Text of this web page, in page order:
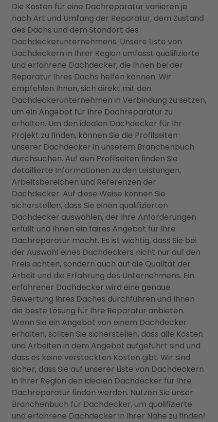
Die Kosten für eine Dachreparatur variieren je
nach Art und Umfang der Reparatur, dem Zustand
des Dachs und dem Standort des
Dachdeckerunternehmens. Unsere Liste von
Dachdeckern in Ihrer Region umfasst qualifizierte
und erfahrene Dachdecker, die Ihnen bei der
Reparatur Ihres Dachs helfen können. Wir
empfehlen Ihnen, sich direkt mit den
Dachdeckerunternehmen in Verbindung zu setzen,
um ein Angebot für Ihre Dachreparatur zu
erhalten. Um den idealen Dachdecker für Ihr
Projekt zu finden, können Sie die Profilseiten
unserer Dachdecker in unserem Branchenbuch
durchsuchen. Auf den Profilseiten finden Sie
detaillierte Informationen zu den Leistungen,
Arbeitsbereichen und Referenzen der
Dachdecker. Auf diese Weise können Sie
sicherstellen, dass Sie einen qualifizierten
Dachdecker auswählen, der Ihre Anforderungen
erfüllt und Ihnen ein faires Angebot für Ihre
Dachreparatur macht. Es ist wichtig, dass Sie bei
der Auswahl eines Dachdeckers nicht nur auf den
Preis achten, sondern auch auf die Qualität der
Arbeit und die Erfahrung des Unternehmens. Ein
erfahrener Dachdecker wird eine genaue
Bewertung Ihres Daches durchführen und Ihnen
die beste Lösung für Ihre Reparatur anbieten.
Wenn Sie ein Angebot von einem Dachdecker
erhalten, sollten Sie sicherstellen, dass alle Kosten
und Arbeiten in dem Angebot aufgeführt sind und
dass es keine versteckten Kosten gibt. Wir sind
sicher, dass Sie auf unserer Liste von Dachdeckern
in Ihrer Region den idealen Dachdecker für Ihre
Dachreparatur finden werden. Nutzen Sie unser
Branchenbuch für Dachdecker, um qualifizierte
und erfahrene Dachdecker in Ihrer Nähe zu finden!